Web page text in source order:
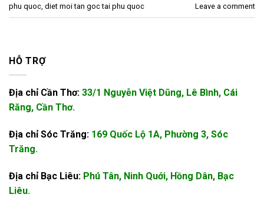
phu quoc, diet moi tan goc tai phu quoc Leave a comment
HỖ TRỢ
Địa chỉ Cần Thơ: 33/1 Nguyễn Việt Dũng, Lê Bình, Cái
Răng, Cần Thơ.
Địa chỉ Sóc Trăng: 169 Quốc Lộ 1A, Phường 3, Sóc
Trăng.
Địa chỉ Bạc Liêu: Phú Tân, Ninh Quới, Hồng Dân, Bạc
Liêu.